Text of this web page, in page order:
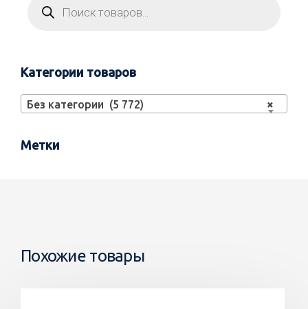
Категории товаров
×
Без категории (5 772)
Метки
Похожие товары